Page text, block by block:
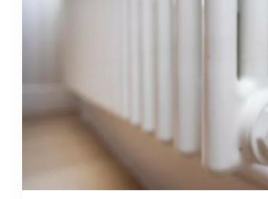
i
e
orari
zona
per